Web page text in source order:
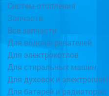
Систем отопления
Запчасти
Все запчасти
Для водонагревателей
Для электрокотлов
Для стиральных машин
Для духовок и электроплит
Для батарей и радиаторов